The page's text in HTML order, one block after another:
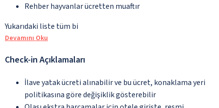
Rehber hayvanlar ücretten muaftır
Yukarıdaki liste tüm bi
Devamını Oku
Check-in Açıklamaları
İlave yatak ücreti alınabilir ve bu ücret, konaklama yeri
politikasına göre değişiklik gösterebilir